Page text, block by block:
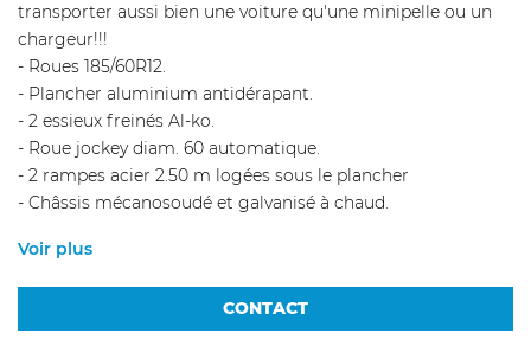
transporter aussi bien une voiture qu'une minipelle ou un
chargeur!!!
- Roues 185/60R12.
- Plancher aluminium antidérapant.
- 2 essieux freinés Al-ko.
- Roue jockey diam. 60 automatique.
- 2 rampes acier 2.50 m logées sous le plancher
- Châssis mécanosoudé et galvanisé à chaud.
Voir plus
CONTACT